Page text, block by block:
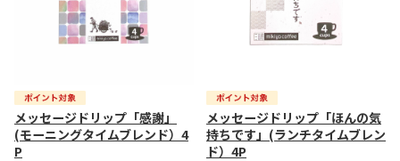
メッセージドリップ「感謝」
(モーニングタイムブレンド）4
P
メッセージドリップ「ほんの気
持ちです」(ランチタイムブレン
ド）4P